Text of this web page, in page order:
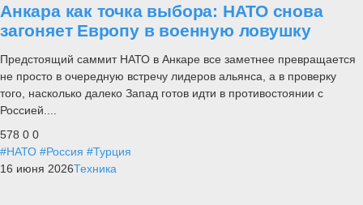
Анкара как точка выбора: НАТО снова
загоняет Европу в военную ловушку
Предстоящий саммит НАТО в Анкаре все заметнее превращается
не просто в очередную встречу лидеров альянса, а в проверку
того, насколько далеко Запад готов идти в противостоянии с
Россией....
578 0 0
#НАТО #Россия #Турция
16 июня 2026Техника